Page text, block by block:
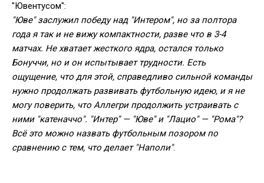
"Ювентусом":
"Юве" заслужил победу над "Интером", но за полтора
года я так и не вижу компактности, разве что в 3-4
матчах. Не хватает жесткого ядра, остался только
Бонуччи, но и он испытывает трудности. Есть
ощущение, что для этой, справедливо сильной команды
нужно продолжать развивать футбольную идею, и я не
могу поверить, что Аллегри продолжить устраивать с
ними "катеначчо". "Интер" — "Юве" и "Лацио" — "Рома"?
Всё это можно назвать футбольным позором по
сравнению с тем, что делает "Наполи".